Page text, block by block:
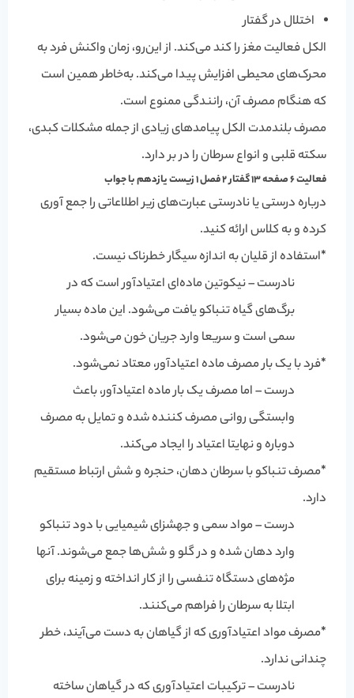
اختلال در گفتار
الکل فعالیت مغز را کند می‌کند. از این‌رو، زمان واکنش فرد به
محرک‌های محیطی افزایش پیدا می‌کند. به‌خاطر همین است
که هنگام مصرف آن، رانندگی ممنوع است.
مصرف بلندمدت الکل پیامدهای زیادی از جمله مشکلات کبدی،
سکته قلبی و انواع سرطان را در بر دارد.
فعالیت 6 صفحه 13 گفتار 2 فصل 1 زیست یازدهم با جواب
درباره درستی یا نادرستی عبارت‌های زیر اطلاعاتی را جمع آوری
کرده و به کلاس ارائه کنید.
*استفاده از قلیان به اندازه سیگار خطرناک نیست.
نادرست – نیکوتین ماده‌ای اعتیادآور است که در
برگ‌های گیاه تنباکو یافت می‌شود. این ماده بسیار
سمی است و سریعا وارد جریان خون می‌شود.
*فرد با یک بار مصرف ماده اعتیادآور، معتاد نمی‌شود.
درست – اما مصرف یک بار ماده اعتیادآور، باعث
وابستگی روانی مصرف کننده شده و تمایل به مصرف
دوباره و نهایتا اعتیاد را ایجاد می‌کند.
*مصرف تنباکو با سرطان دهان، حنجره و شش ارتباط مستقیم
دارد.
درست – مواد سمی و جهشزای شیمیایی با دود تنباکو
وارد دهان شده و در گلو و شش‌ها جمع می‌شوند. آنها
مژه‌های دستگاه تنفسی را از کار انداخته و زمینه برای
ابتلا به سرطان را فراهم می‌کنند.
*مصرف مواد اعتیادآوری که از گیاهان به دست می‌آیند، خطر
چندانی ندارد.
نادرست – ترکیبات اعتیادآوری که در گیاهان ساخته